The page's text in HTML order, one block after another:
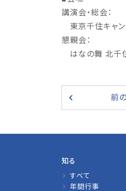
講演会・総会：
東京千住キャ
懇親会：
はなの舞 北千
前
知る
すべて
年間行事